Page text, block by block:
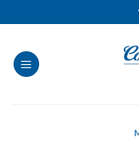
ai
contenuti